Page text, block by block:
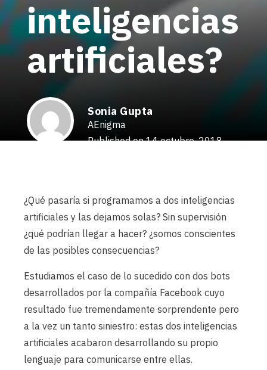
inteligencias
artificiales?
Sonia Gupta
AEnigma
Published on 14 octubre, 2018
¿Qué pasaría si programamos a dos inteligencias
artificiales y las dejamos solas? Sin supervisión
¿qué podrían llegar a hacer? ¿somos conscientes
de las posibles consecuencias?
Estudiamos el caso de lo sucedido con dos bots
desarrollados por la compañía Facebook cuyo
resultado fue tremendamente sorprendente pero
a la vez un tanto siniestro: estas dos inteligencias
artificiales acabaron desarrollando su propio
lenguaje para comunicarse entre ellas.